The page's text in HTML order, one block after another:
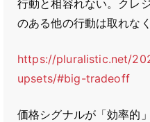
行動と相容れない。クレ
のある他の行動は取れな
https://pluralistic.net/
upsets/#big-tradeoff
価格シグナルが「効率的